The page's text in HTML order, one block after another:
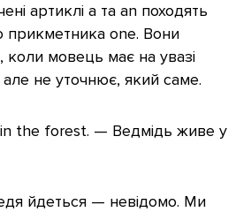
артиклі a та an походять
прикметника one. Вони
коли мовець має на увазі
не уточнює, який саме.
the forest. — Ведмідь живе у
йдеться — невідомо. Ми